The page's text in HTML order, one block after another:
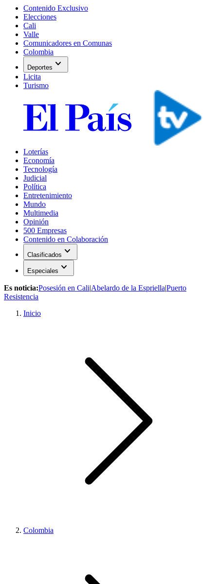
Contenido Exclusivo
Elecciones
Cali
Valle
Comunicadores en Comunas
Colombia
Deportes expand_more
Licita
Turismo
Loterías
Economía
Tecnología
Judicial
Política
Entretenimiento
Mundo
Multimedia
Opinión
500 Empresas
Contenido en Colaboración
Clasificados expand_more
Especiales expand_more
Es noticia:Posesión en Cali|Abelardo de la Espriella|Puerto
Resistencia
Inicio
Colombia